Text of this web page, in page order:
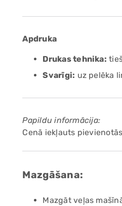
Apdruka
Drukas tehnika:
Svarīgi: uz pelēka
Papildu informācija:
Cenā iekļauts
Mazgāšana:
Mazgāt veļas